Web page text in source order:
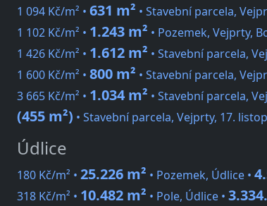
1 094 Kč/m² • 631 m² • Stavební parcela,
1 102 Kč/m² • 1.243 m² • Pozemek, Vejprty,
1 426 Kč/m² • 1.612 m² • Stavební parcela,
1 600 Kč/m² • 800 m² • Stavební parcela,
3 665 Kč/m² • 1.034 m² • Stavební parcela,
(455 m²) • Stavební parcela, Vejprty, 17.
Údlice
180 Kč/m² • 25.226 m² • Pozemek, Údlice •
318 Kč/m² • 10.482 m² • Pole, Údlice •